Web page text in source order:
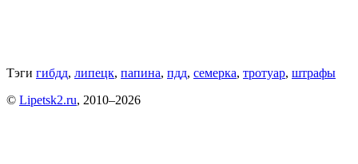
Тэги гибдд, липецк, папина, пдд, семерка, тротуар, штрафы
© Lipetsk2.ru, 2010–2026